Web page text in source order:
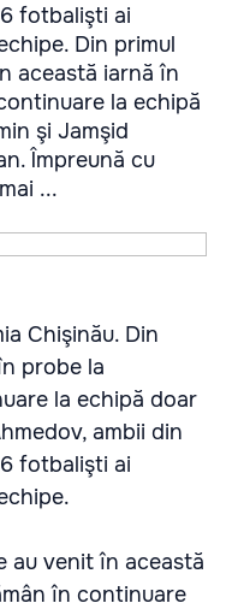
fotbalişti ai
Din primul
această iarnă în
la echipă
şi Jamşid
Împreună cu
...
Chişinău. Din
probe la
la echipă doar
ambii din
fotbalişti ai
au venit în această
în continuare